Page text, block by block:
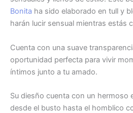
Bonita ha sido elaborado en tull y
harán lucir sensual mientras estás
Cuenta con una suave
oportunidad perfecta para vivir
íntimos junto a tu amado.
Su diesño cuenta con un hermoso
desde el busto hasta el homblico